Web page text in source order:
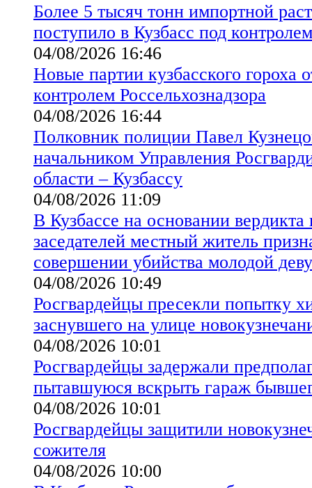
Более 5 тысяч тонн импортной
поступило в Кузбасс под
04/08/2026 16:46
Новые партии кузбасского гороха
контролем Россельхознадзора
04/08/2026 16:44
Полковник полиции Павел
начальником Управления
области – Кузбассу
04/08/2026 11:09
В Кузбассе на основании
заседателей местный житель
совершении убийства молодой
04/08/2026 10:49
Росгвардейцы пресекли попытку
заснувшего на улице
04/08/2026 10:01
Росгвардейцы задержали
пытавшуюся вскрыть гараж
04/08/2026 10:01
Росгвардейцы защитили
сожителя
04/08/2026 10:00